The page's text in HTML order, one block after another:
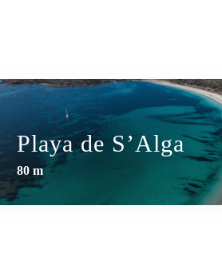
Playa de S’Alga
80 m